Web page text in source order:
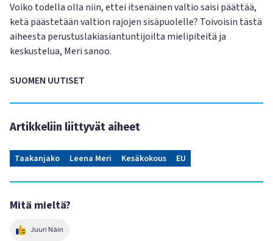
Voiko todella olla niin, ettei itsenäinen valtio saisi päättää,
ketä päästetään valtion rajojen sisäpuolelle? Toivoisin tästä
aiheesta perustuslakiasiantuntijoilta mielipiteitä ja
keskustelua, Meri sanoo.
SUOMEN UUTISET
Artikkeliin liittyvät aiheet
Taakanjako Leena Meri Kesäkokous EU
Mitä mieltä?
Juuri Näin